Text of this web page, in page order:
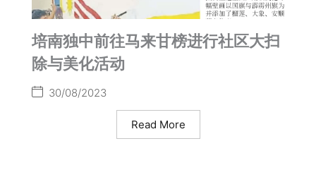
培南独中前往马来甘榜进行社区大扫
除与美化活动
30/08/2023
Read More